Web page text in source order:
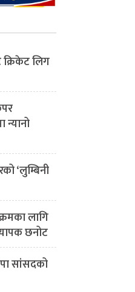
क्रिकेट लिग
न्यानो
‘लुम्बिनी
लागि
छनोट
सांसदको